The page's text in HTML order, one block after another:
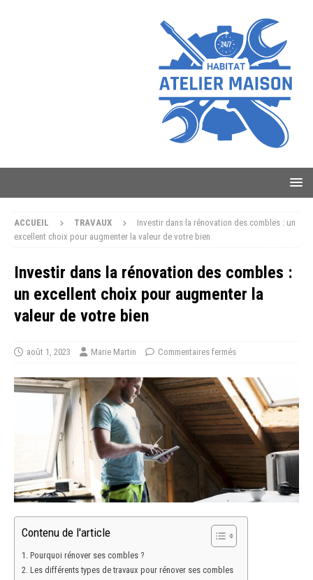
ACCUEIL TRAVAUX
Investir dans la rénovation des combles : un
excellent choix pour augmenter la valeur de votre bien
Investir dans la rénovation des combles :
un excellent choix pour augmenter la
valeur de votre bien
août 1, 2023 Marie Martin Commentaires fermés
Contenu de l'article
Pourquoi rénover ses combles ?
Les différents types de travaux pour rénover ses combles